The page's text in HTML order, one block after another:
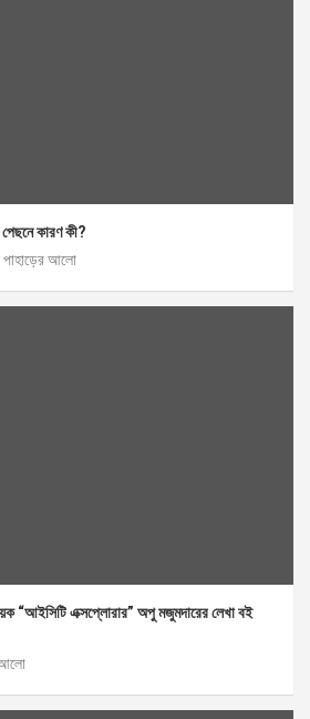
পেছনে কারণ কী?
পাহাড়ের আলো
“আইসিটি এক্সপ্লোরার” অপু মজুমদারের লেখা বই
আলো